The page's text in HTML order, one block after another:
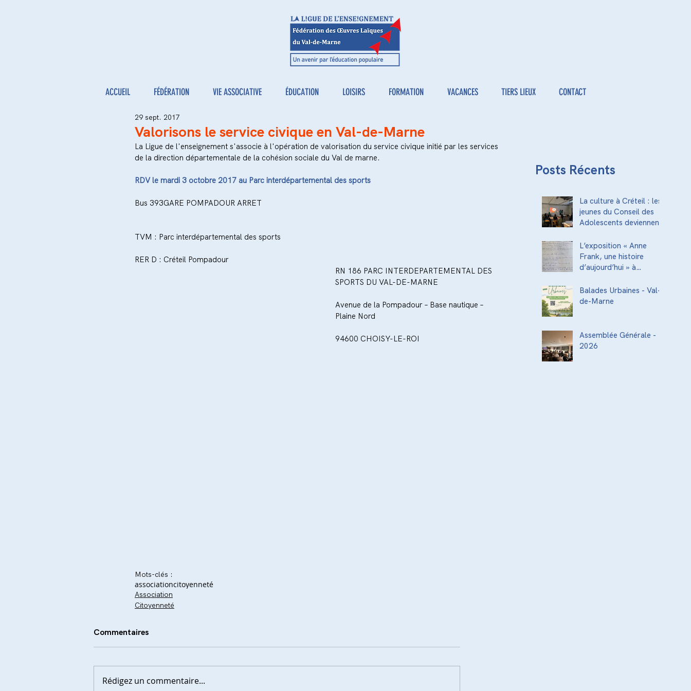
ACCUEIL FÉDÉRATION VIE ASSOCIATIVE ÉDUCATION LOISIRS FORMATION VACANCES TIERS LIEUX CONTACT
Valorisons le service civique en Val-de-Marne
29 sept. 2017
La Ligue de l'enseignement s'associe à l'opération de valorisation du service civique initié par les services
de la direction départementale de la cohésion sociale du Val de marne.
RDV le mardi 3 octobre 2017 au Parc interdépartemental des sports
Bus 393GARE POMPADOUR ARRET
TVM : Parc interdépartemental des sports
RER D : Créteil Pompadour
RN 186 PARC INTERDEPARTEMENTAL DES
SPORTS DU VAL-DE-MARNE
Avenue de la Pompadour – Base nautique –
Plaine Nord
94600 CHOISY-LE-ROI
Mots-clés :
associationcitoyenneté
Association
Citoyenneté
Commentaires
Rédigez un commentaire...
Posts Récents
La culture à Créteil : les
jeunes du Conseil des
Adolescents deviennent
transmission culturelle
de la ville
L’exposition « Anne
Frank, une histoire
d’aujourd’hui » à
Supérieur du
Professorat et de
Balades Urbaines - Val-
de-Marne
Assemblée Générale -
2026